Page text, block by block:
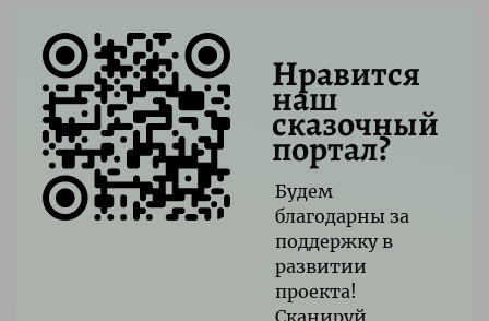
Нравится
наш
сказочный
портал?
Будем
благодарны за
поддержку в
развитии
проекта!
Сканируй